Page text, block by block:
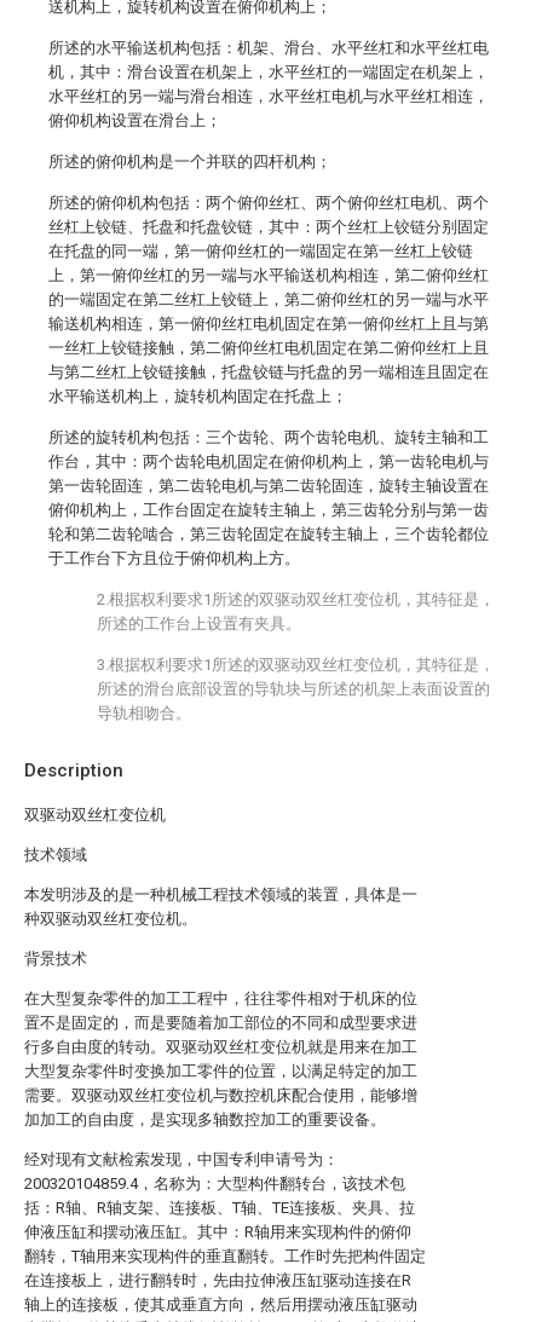
Description
双驱动双丝杠变位机
技术领域
本发明涉及的是一种机械工程技术领域的装置，具体是一
种双驱动双丝杠变位机。
背景技术
在大型复杂零件的加工工程中，往往零件相对于机床的位
置不是固定的，而是要随着加工部位的不同和成型要求进
行多自由度的转动。双驱动双丝杠变位机就是用来在加工
大型复杂零件时变换加工零件的位置，以满足特定的加工
需要。双驱动双丝杠变位机与数控机床配合使用，能够增
加加工的自由度，是实现多轴数控加工的重要设备。
经对现有文献检索发现，中国专利申请号为：
200320104859.4，名称为：大型构件翻转台，该技术包
括：R轴、R轴支架、连接板、T轴、TE连接板、夹具、拉
伸液压缸和摆动液压缸。其中：R轴用来实现构件的俯仰
翻转，T轴用来实现构件的垂直翻转。工作时先把构件固定
在连接板上，进行翻转时，先由拉伸液压缸驱动连接在R
轴上的连接板，使其成垂直方向，然后用摆动液压缸驱动
送机构上，旋转机构设置在俯仰机构上；
所述的水平输送机构包括：机架、滑台、水平丝杠和水平丝杠电
机，其中：滑台设置在机架上，水平丝杠的一端固定在机架上，
水平丝杠的另一端与滑台相连，水平丝杠电机与水平丝杠相连，
俯仰机构设置在滑台上；
所述的俯仰机构是一个并联的四杆机构；
所述的俯仰机构包括：两个俯仰丝杠、两个俯仰丝杠电机、两个
丝杠上铰链、托盘和托盘铰链，其中：两个丝杠上铰链分别固定
在托盘的同一端，第一俯仰丝杠的一端固定在第一丝杠上铰链
上，第一俯仰丝杠的另一端与水平输送机构相连，第二俯仰丝杠
的一端固定在第二丝杠上铰链上，第二俯仰丝杠的另一端与水平
输送机构相连，第一俯仰丝杠电机固定在第一俯仰丝杠上且与第
一丝杠上铰链接触，第二俯仰丝杠电机固定在第二俯仰丝杠上且
与第二丝杠上铰链接触，托盘铰链与托盘的另一端相连且固定在
水平输送机构上，旋转机构固定在托盘上；
所述的旋转机构包括：三个齿轮、两个齿轮电机、旋转主轴和工
作台，其中：两个齿轮电机固定在俯仰机构上，第一齿轮电机与
第一齿轮固连，第二齿轮电机与第二齿轮固连，旋转主轴设置在
俯仰机构上，工作台固定在旋转主轴上，第三齿轮分别与第一齿
轮和第二齿轮啮合，第三齿轮固定在旋转主轴上，三个齿轮都位
于工作台下方且位于俯仰机构上方。
2.根据权利要求1所述的双驱动双丝杠变位机，其特征是，
所述的工作台上设置有夹具。
3.根据权利要求1所述的双驱动双丝杠变位机，其特征是，
所述的滑台底部设置的导轨块与所述的机架上表面设置的
导轨相吻合。